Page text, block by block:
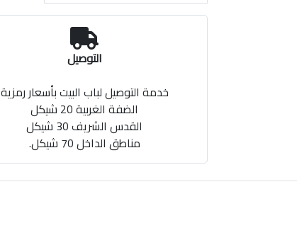
التوصيل
خدمة التوصيل لباب البيت بأسعار رمزية
الضفة الغربية 20 شيكل
القدس الشريف 30 شيكل
مناطق الداخل 70 شيكل.